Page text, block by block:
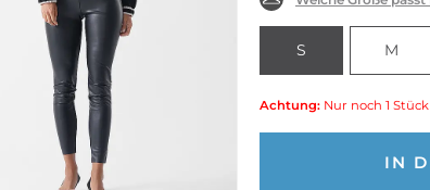
S M
Achtung: Nur noch 1
IN